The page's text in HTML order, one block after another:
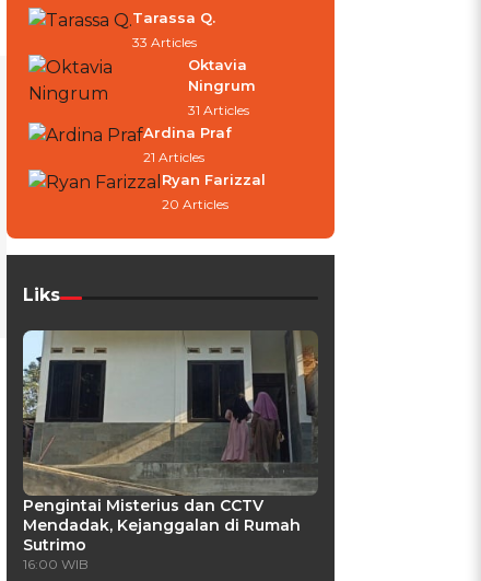
Tarassa Q.
33 Articles
Oktavia
Ningrum
31 Articles
Ardina Praf
21 Articles
Ryan Farizzal
20 Articles
Liks
Pengintai Misterius dan CCTV
Mendadak, Kejanggalan di Rumah
Sutrimo
16:00 WIB